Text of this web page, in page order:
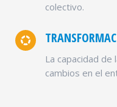
colectivo.
La capacidad
cambios en el